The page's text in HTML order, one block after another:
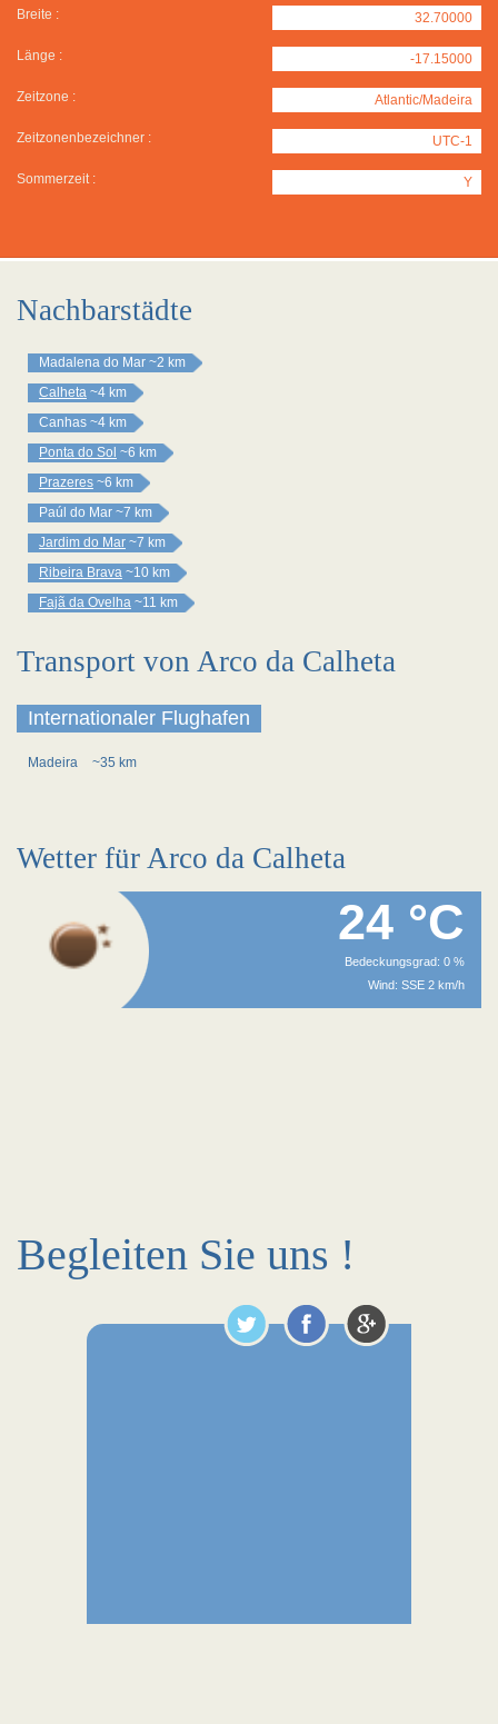
Breite : 32.70000
Länge : -17.15000
Zeitzone : Atlantic/Madeira
Zeitzonenbezeichner : UTC-1
Sommerzeit : Y
Nachbarstädte
Madalena do Mar ~2 km
Calheta ~4 km
Canhas ~4 km
Ponta do Sol ~6 km
Prazeres ~6 km
Paúl do Mar ~7 km
Jardim do Mar ~7 km
Ribeira Brava ~10 km
Fajã da Ovelha ~11 km
Transport von Arco da Calheta
Internationaler Flughafen
Madeira ~35 km
Wetter für Arco da Calheta
24 °C
Bedeckungsgrad: 0 %
Wind: SSE 2 km/h
Begleiten Sie uns !